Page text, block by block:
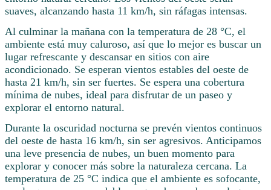
suaves, alcanzando hasta 11 km/h, sin ráfagas intensas.
Al culminar la mañana con la temperatura de 28 °C, el
ambiente está muy caluroso, así que lo mejor es buscar un
lugar refrescante y descansar en sitios con aire
acondicionado. Se esperan vientos estables del oeste de
hasta 21 km/h, sin ser fuertes. Se espera una cobertura
mínima de nubes, ideal para disfrutar de un paseo y
explorar el entorno natural.
Durante la oscuridad nocturna se prevén vientos continuos
del oeste de hasta 16 km/h, sin ser agresivos. Anticipamos
una leve presencia de nubes, un buen momento para
explorar y conocer más sobre la naturaleza cercana. La
temperatura de 25 °C indica que el ambiente es sofocante,